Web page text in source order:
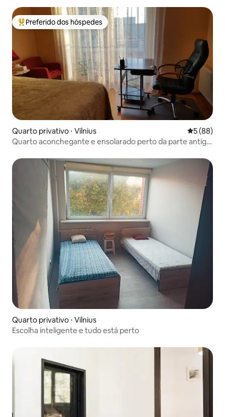
Entre os melhores preferidos dos hóspedes
Preferido dos hóspedes
Quarto privativo ⋅ Vilnius 5 de uma
5 (88)
Quarto aconchegante e ensolarado perto da parte antiga
Quarto privativo ⋅ Vilnius
Escolha inteligente e tudo está perto